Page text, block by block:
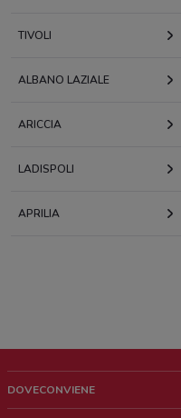
TIVOLI
ALBANO LAZIALE
ARICCIA
LADISPOLI
APRILIA
DOVECONVIENE